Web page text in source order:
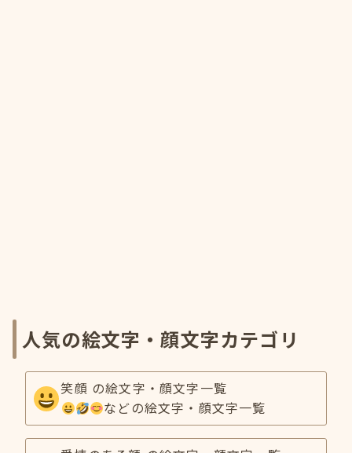
人気の絵文字・顔文字カテゴリ
笑顔 の絵文字・顔文字一覧
などの絵文字・顔文字一覧